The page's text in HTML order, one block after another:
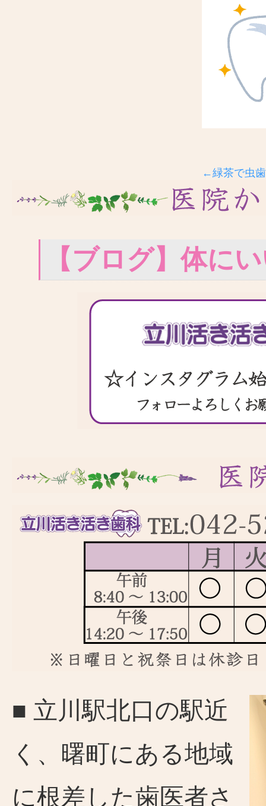
←緑茶で虫
【ブログ】体に
■ 立川駅北口の駅近
く、曙町にある地域
に根差した歯医者さ